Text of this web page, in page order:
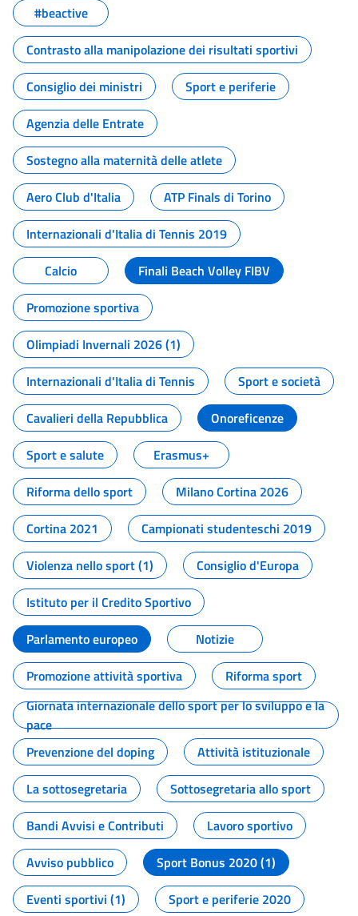
#beactive
Contrasto alla manipolazione dei risultati sportivi
Consiglio dei ministri
Sport e periferie
Agenzia delle Entrate
Sostegno alla maternità delle atlete
Aero Club d'Italia
ATP Finals di Torino
Internazionali d'Italia di Tennis 2019
Calcio
Finali Beach Volley FIBV
Promozione sportiva
Olimpiadi Invernali 2026 (1)
Internazionali d'Italia di Tennis
Sport e società
Cavalieri della Repubblica
Onoreficenze
Sport e salute
Erasmus+
Riforma dello sport
Milano Cortina 2026
Cortina 2021
Campionati studenteschi 2019
Violenza nello sport (1)
Consiglio d'Europa
Istituto per il Credito Sportivo
Parlamento europeo
Notizie
Promozione attività sportiva
Riforma sport
Giornata internazionale dello sport per lo sviluppo e la
pace
Prevenzione del doping
Attività istituzionale
La sottosegretaria
Sottosegretaria allo sport
Bandi Avvisi e Contributi
Lavoro sportivo
Avviso pubblico
Sport Bonus 2020 (1)
Eventi sportivi (1)
Sport e periferie 2020